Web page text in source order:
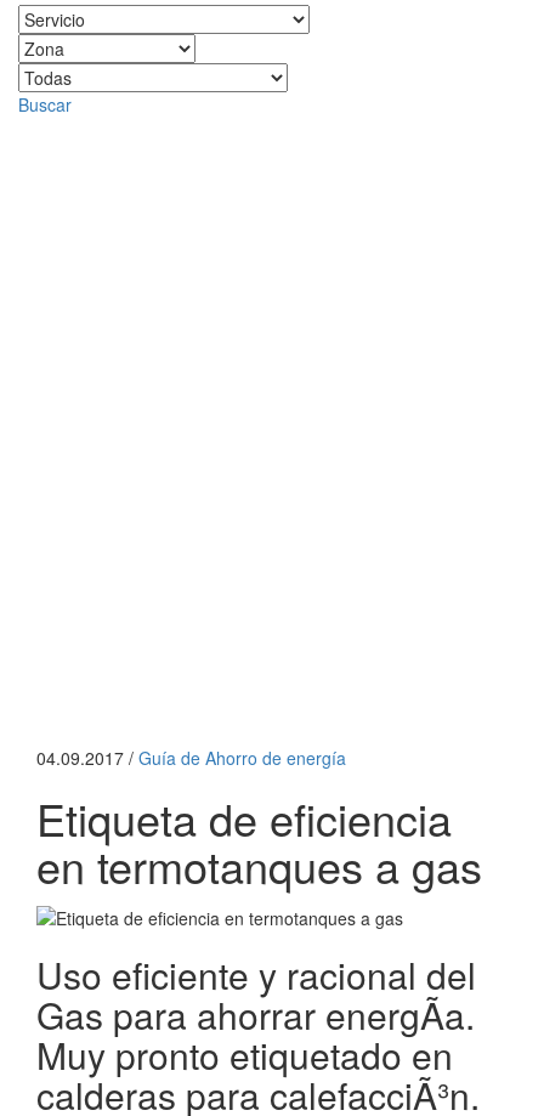
Buscar
04.09.2017 / Guía de Ahorro de energí­a
Etiqueta de eficiencia
en termotanques a gas
Uso eficiente y racional del
Gas para ahorrar energÃ­a.
Muy pronto etiquetado en
calderas para calefacciÃ³n.